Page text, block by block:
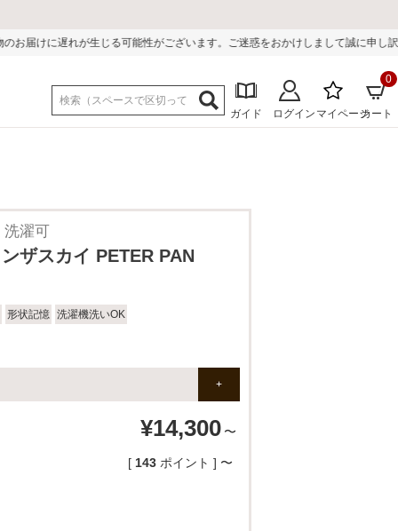
がございます。ご迷惑をおかけしまして誠に申し訳ございません。
ガイド ログイン マイページカート
0
洗濯可
ザスカイ PETER PAN
形状記憶 洗濯機洗いOK
¥14,300 〜
[ 143 ポイント ] 〜